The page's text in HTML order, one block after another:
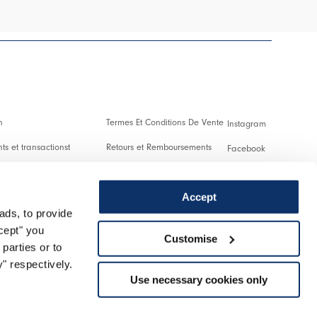
to provide
you
or to
respectively.
Accept
Customise
Use necessary cookies only
et transactionst
un retour
Termes Et Conditions De Vente
Retours et Remboursements
Cookies
Instagram
Facebook
Twitter
Spotify